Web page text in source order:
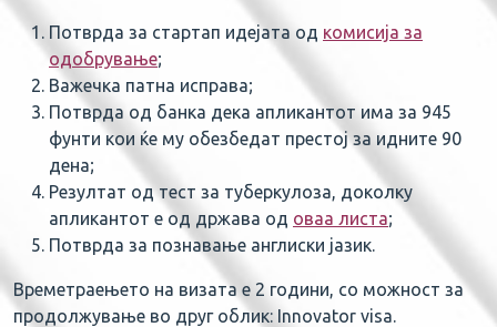
Потврда за стартап идејата од комисија за
одобрување;
Важечка патна исправа;
Потврда од банка дека апликантот има за 945
фунти кои ќе му обезбедат престој за идните 90
дена;
Резултат од тест за туберкулоза, доколку
апликантот е од држава од оваа листа;
Потврда за познавање англиски јазик.
Времетраењето на визата е 2 години, со можност за
продолжување во друг облик: Innovator visa.